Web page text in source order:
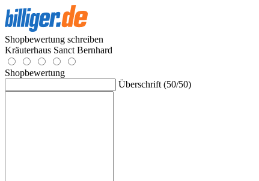
Shopbewertung schreiben
Kräuterhaus Sanct Bernhard
Shopbewertung
Überschrift (50/50)